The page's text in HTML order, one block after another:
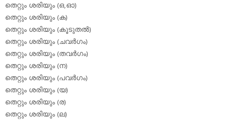
തെറ്റും ശരിയും (ഒ,ഓ)
തെറ്റും ശരിയും (ക)
തെറ്റും ശരിയും (കൂടുതല്‍)
തെറ്റും ശരിയും (ചവര്‍ഗം)
തെറ്റും ശരിയും (തവര്‍ഗം)
തെറ്റും ശരിയും (ന)
തെറ്റും ശരിയും (പവര്‍ഗം)
തെറ്റും ശരിയും (യ)
തെറ്റും ശരിയും (ര)
തെറ്റും ശരിയും (ല)